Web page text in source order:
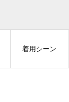
着用シーン